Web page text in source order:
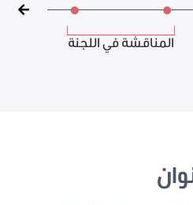
المناقشة في اللجنة